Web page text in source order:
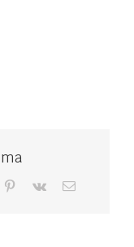
Pinterest
Vk Sähköposti